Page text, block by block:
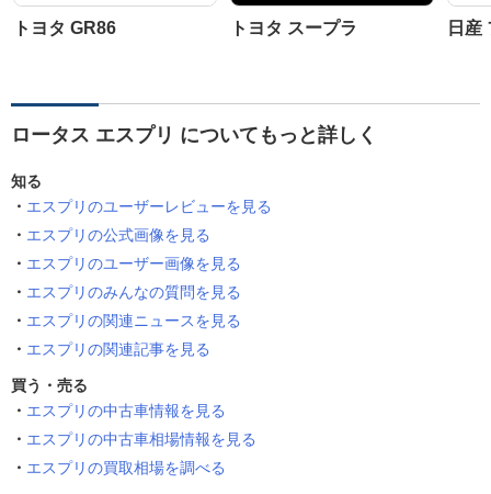
トヨタ GR86 トヨタ スープラ 日産
ロータス エスプリ についてもっと詳しく
知る
エスプリのユーザーレビューを見る
エスプリの公式画像を見る
エスプリのユーザー画像を見る
エスプリのみんなの質問を見る
エスプリの関連ニュースを見る
エスプリの関連記事を見る
買う・売る
エスプリの中古車情報を見る
エスプリの中古車相場情報を見る
エスプリの買取相場を調べる